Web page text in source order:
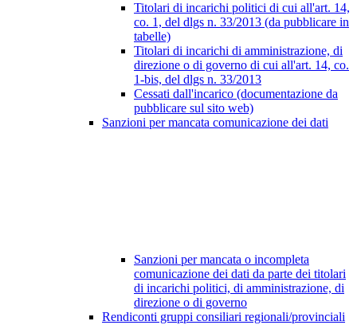
Titolari di incarichi politici di cui all'art. 14,
co. 1, del dlgs n. 33/2013 (da pubblicare in
tabelle)
Titolari di incarichi di amministrazione, di
direzione o di governo di cui all'art. 14, co.
1-bis, del dlgs n. 33/2013
Cessati dall'incarico (documentazione da
pubblicare sul sito web)
Sanzioni per mancata comunicazione dei dati
Sanzioni per mancata o incompleta
comunicazione dei dati da parte dei titolari
di incarichi politici, di amministrazione, di
direzione o di governo
Rendiconti gruppi consiliari regionali/provinciali